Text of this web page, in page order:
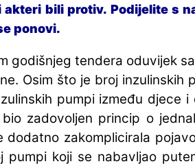
bili protiv. Podijelite s
ponovi.
godišnjeg tendera oduvijek
Osim što je broj
pumpi između djece
zadovoljen princip o
dodatno zakomplicirala
pumpi koji se nabavljao